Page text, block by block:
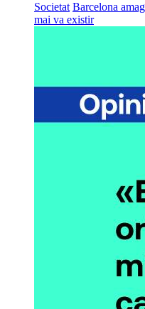
Societat Barcelona
mai va existir